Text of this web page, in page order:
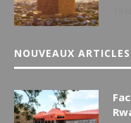
NOUVEAUX ARTICLES